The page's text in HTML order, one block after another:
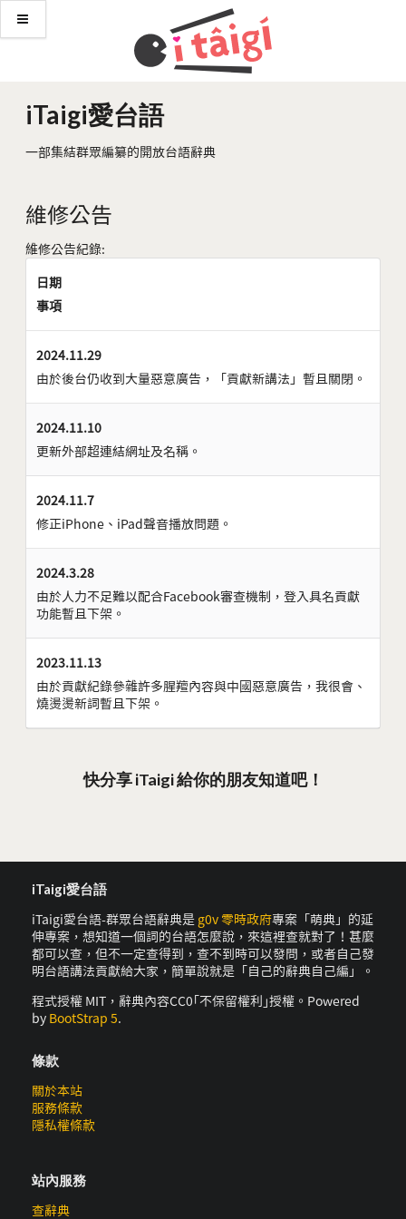
iTaigi愛台語
一部集結群眾編纂的開放台語辭典
維修公告
維修公告紀錄:
日期
事項
2024.11.29
由於後台仍收到大量惡意廣告，「貢獻新講法」暫且關閉。
2024.11.10
更新外部超連結網址及名稱。
2024.11.7
修正iPhone、iPad聲音播放問題。
2024.3.28
由於人力不足難以配合Facebook審查機制，登入具名貢獻
功能暫且下架。
2023.11.13
由於貢獻紀錄參雜許多腥羶內容與中國惡意廣告，我很會、
燒燙燙新詞暫且下架。
快分享 iTaigi 給你的朋友知道吧！
iTaigi愛台語
iTaigi愛台語-群眾台語辭典是 g0v 零時政府專案「萌典」的延
伸專案，想知道一個詞的台語怎麼說，來這裡查就對了！甚麼
都可以查，但不一定查得到，查不到時可以發問，或者自己發
明台語講法貢獻給大家，簡單說就是「自己的辭典自己編」。
程式授權 MIT，辭典內容CC0｢不保留權利｣授權。Powered
by BootStrap 5.
條款
關於本站
服務條款
隱私權條款
站內服務
查辭典